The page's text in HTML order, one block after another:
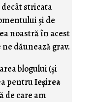
stricata
şi de
noastră în acest
dăunează grav.
blogului (şi
pentruIeşirea
de care am